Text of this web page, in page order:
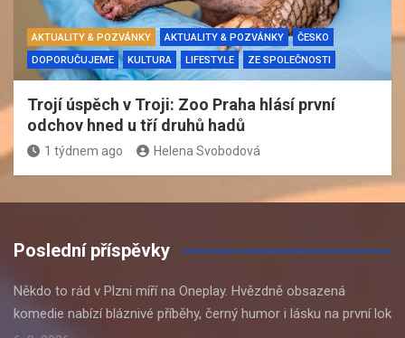
AKTUALITY & POZVÁNKY AKTUALITY & POZVÁNKY
ČESKO
DOPORUČUJEME
KULTURA LIFESTYLE ZE SPOLEČNOSTI
Trojí úspěch v Troji: Zoo Praha hlásí první
odchov hned u tří druhů hadů
1 týdnem ago Helena Svobodová
Poslední příspěvky
Někdo to rád v Plzni míří na Oneplay. Hvězdně obsazená
komedie nabízí bláznivé příběhy, černý humor i lásku na první lok